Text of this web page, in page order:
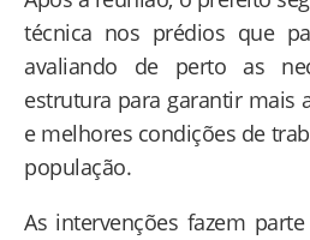
técnica nos prédios que
avaliando de perto as
estrutura para garantir mais
e melhores condições de
população.
As intervenções fazem